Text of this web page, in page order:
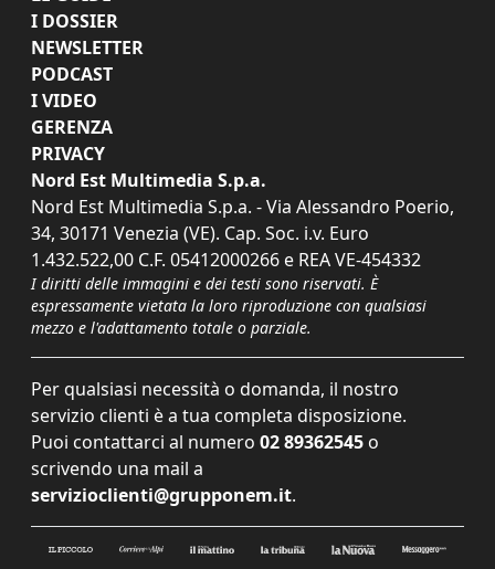
I DOSSIER
NEWSLETTER
PODCAST
I VIDEO
GERENZA
PRIVACY
Nord Est Multimedia S.p.a.
Nord Est Multimedia S.p.a. - Via Alessandro Poerio,
34, 30171 Venezia (VE). Cap. Soc. i.v. Euro
1.432.522,00 C.F. 05412000266 e REA VE-454332
I diritti delle immagini e dei testi sono riservati. È
espressamente vietata la loro riproduzione con qualsiasi
mezzo e l'adattamento totale o parziale.
Per qualsiasi necessità o domanda, il nostro
servizio clienti è a tua completa disposizione.
Puoi contattarci al numero 02 89362545 o
scrivendo una mail a
servizioclienti@grupponem.it.